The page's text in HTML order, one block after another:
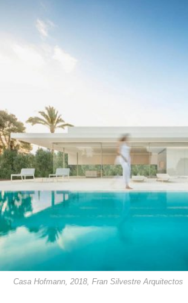
Casa Hofmann, 2018, Fran Silvestre Arquitectos